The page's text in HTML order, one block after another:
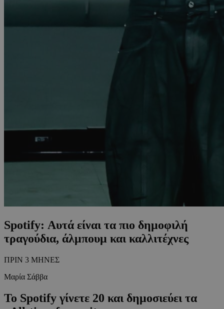
Spotify: Αυτά είναι τα πιο δημοφιλή
τραγούδια, άλμπουμ και καλλιτέχνες
ΠΡΙΝ 3 ΜΗΝΕΣ
Μαρία Σάββα
Το Spotify γίνετε 20 και δημοσιεύει τα